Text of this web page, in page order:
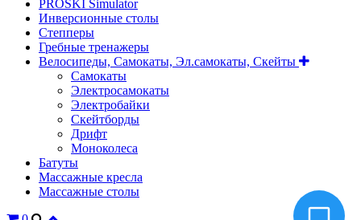
PROSKI Simulator
Инверсионные столы
Степперы
Гребные тренажеры
Велосипеды, Самокаты, Эл.самокаты, Скейты
Самокаты
Электросамокаты
Электробайки
Скейтборды
Дрифт
Моноколеса
Батуты
Массажные кресла
Массажные столы